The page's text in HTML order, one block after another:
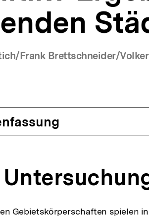
Frank Brettschneider/
(Mehr zum
Gebietskörperschaften spielen in